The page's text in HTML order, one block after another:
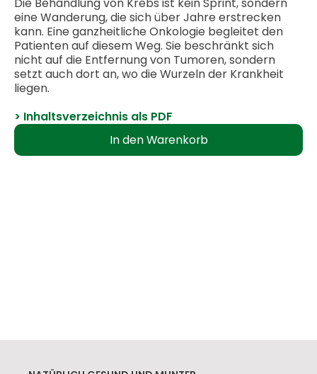
eine Wanderung, die sich über Jahre erstrecken
kann. Eine ganzheitliche Onkologie begleitet den
Patienten auf diesem Weg. Sie beschränkt sich
nicht auf die Entfernung von Tumoren, sondern
setzt auch dort an, wo die Wurzeln der Krankheit
liegen.
> Inhaltsverzeichnis als PDF